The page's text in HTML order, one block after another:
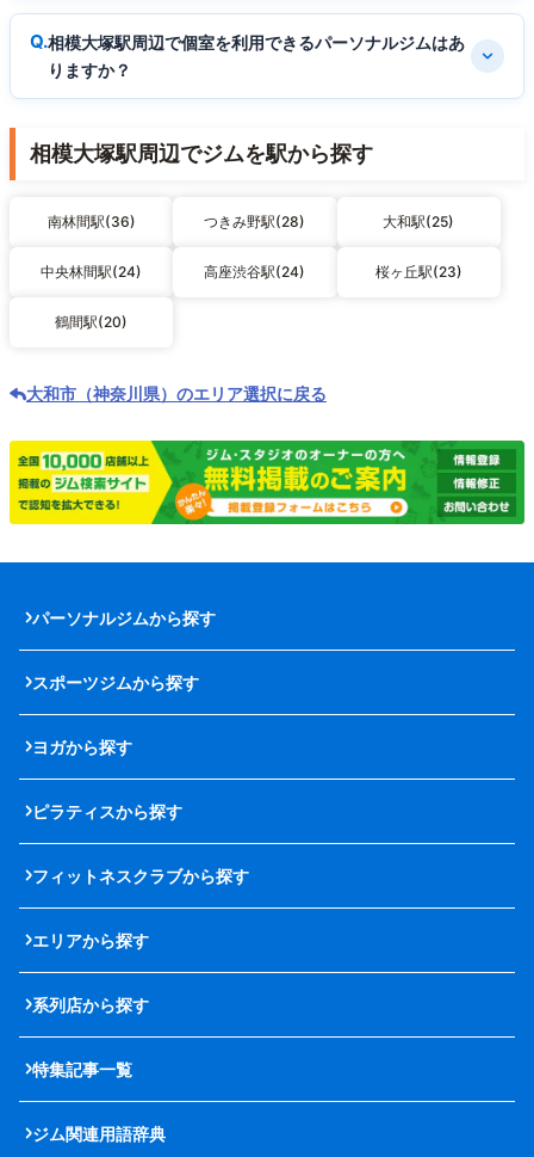
相模大塚駅周辺で個室を利用できるパーソナルジムはあ
りますか？
相模大塚駅周辺でジムを駅から探す
南林間駅(36) つきみ野駅(28) 大和駅(25)
中央林間駅(24) 高座渋谷駅(24) 桜ヶ丘駅(23)
鶴間駅(20)
大和市（神奈川県）のエリア選択に戻る
パーソナルジムから探す
スポーツジムから探す
ヨガから探す
ピラティスから探す
フィットネスクラブから探す
エリアから探す
系列店から探す
特集記事一覧
ジム関連用語辞典